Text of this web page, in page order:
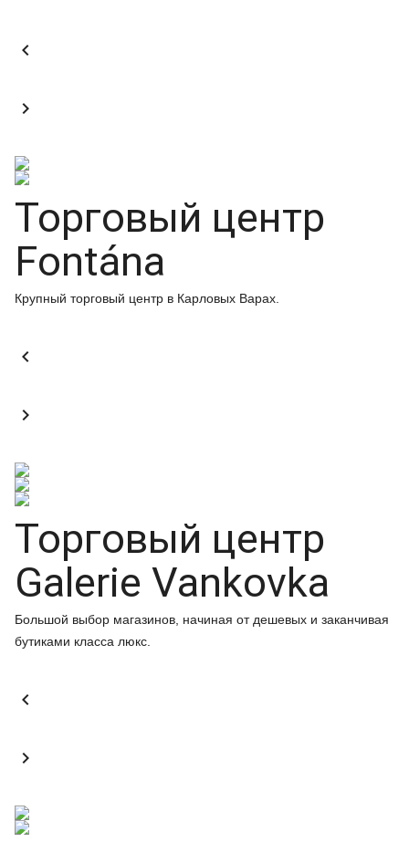


Торговый центр
Fontána
Крупный торговый центр в Карловых Варах.


Торговый центр
Galerie Vankovka
Большой выбор магазинов, начиная от дешевых и заканчивая
бутиками класса люкс.

